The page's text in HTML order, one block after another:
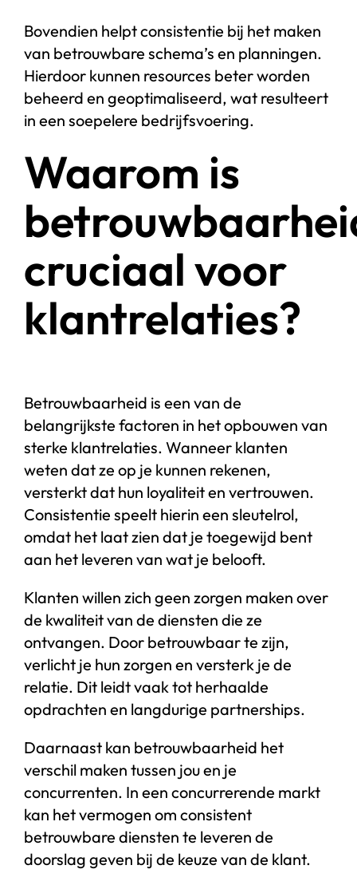
Bovendien helpt consistentie bij het maken
van betrouwbare schema’s en planningen.
Hierdoor kunnen resources beter worden
beheerd en geoptimaliseerd, wat resulteert
in een soepelere bedrijfsvoering.
Waarom is
cruciaal voor
klantrelaties?
Betrouwbaarheid is een van de
belangrijkste factoren in het opbouwen van
sterke klantrelaties. Wanneer klanten
weten dat ze op je kunnen rekenen,
versterkt dat hun loyaliteit en vertrouwen.
Consistentie speelt hierin een sleutelrol,
omdat het laat zien dat je toegewijd bent
aan het leveren van wat je belooft.
Klanten willen zich geen zorgen maken over
de kwaliteit van de diensten die ze
ontvangen. Door betrouwbaar te zijn,
verlicht je hun zorgen en versterk je de
relatie. Dit leidt vaak tot herhaalde
opdrachten en langdurige partnerships.
Daarnaast kan betrouwbaarheid het
verschil maken tussen jou en je
concurrenten. In een concurrerende markt
kan het vermogen om consistent
betrouwbare diensten te leveren de
doorslag geven bij de keuze van de klant.